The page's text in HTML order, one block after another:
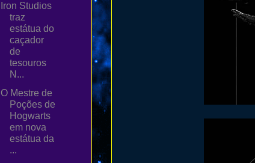
Iron Studios
traz
estátua do
caçador
de
tesouros
N...
O Mestre de
Poções de
Hogwarts
em nova
estátua da
...